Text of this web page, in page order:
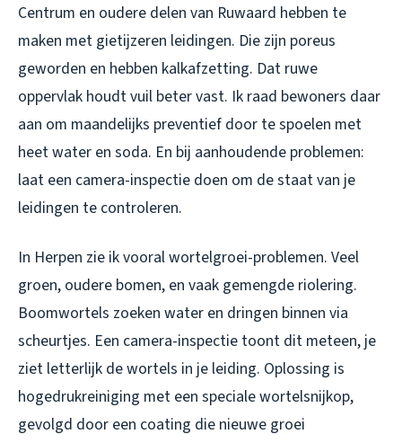
Centrum en oudere delen van Ruwaard hebben te
maken met gietijzeren leidingen. Die zijn poreus
geworden en hebben kalkafzetting. Dat ruwe
oppervlak houdt vuil beter vast. Ik raad bewoners daar
aan om maandelijks preventief door te spoelen met
heet water en soda. En bij aanhoudende problemen:
laat een camera-inspectie doen om de staat van je
leidingen te controleren.
In Herpen zie ik vooral wortelgroei-problemen. Veel
groen, oudere bomen, en vaak gemengde riolering.
Boomwortels zoeken water en dringen binnen via
scheurtjes. Een camera-inspectie toont dit meteen, je
ziet letterlijk de wortels in je leiding. Oplossing is
hogedrukreiniging met een speciale wortelsnijkop,
gevolgd door een coating die nieuwe groei